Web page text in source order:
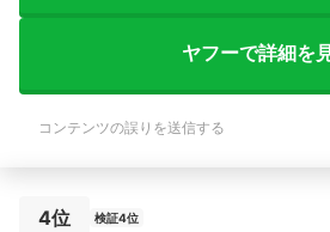
ヤフーで詳細を
コンテンツの誤りを送信する
4位 検証4位